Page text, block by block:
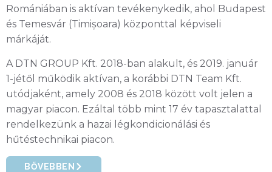
Romániában is aktívan tevékenykedik, ahol Budapest
és Temesvár (Timișoara) központtal képviseli
márkáját.
A DTN GROUP Kft. 2018-ban alakult, és 2019. január
1-jétől működik aktívan, a korábbi DTN Team Kft.
utódjaként, amely 2008 és 2018 között volt jelen a
magyar piacon. Ezáltal több mint 17 év tapasztalattal
rendelkezünk a hazai légkondicionálási és
hűtéstechnikai piacon.
BŐVEBBEN